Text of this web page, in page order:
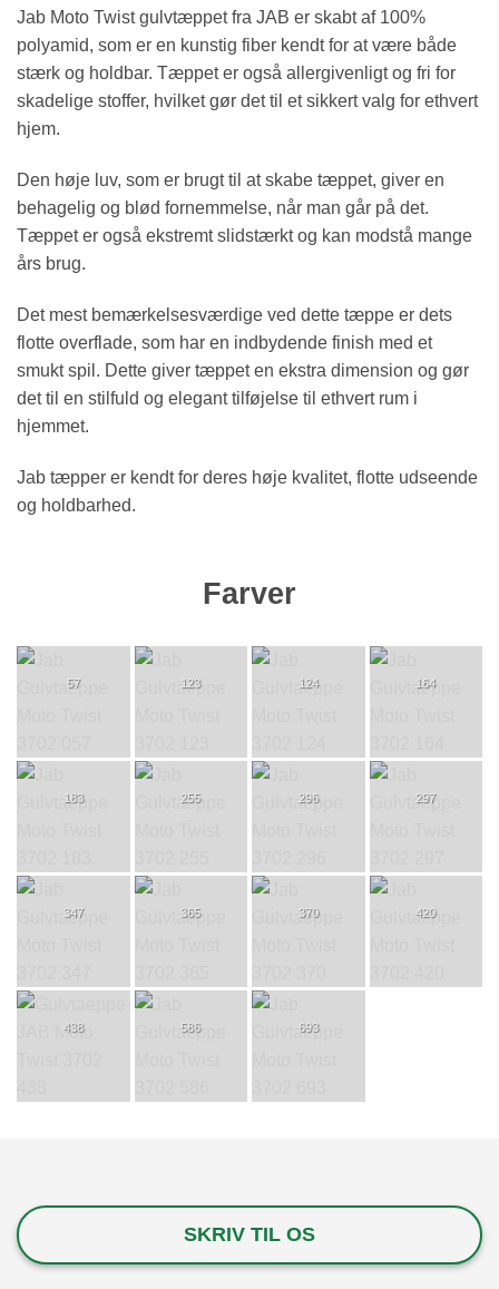
Jab Moto Twist gulvtæppet fra JAB er skabt af 100%
polyamid, som er en kunstig fiber kendt for at være både
stærk og holdbar. Tæppet er også allergivenligt og fri for
skadelige stoffer, hvilket gør det til et sikkert valg for ethvert
hjem.
Den høje luv, som er brugt til at skabe tæppet, giver en
behagelig og blød fornemmelse, når man går på det.
Tæppet er også ekstremt slidstærkt og kan modstå mange
års brug.
Det mest bemærkelsesværdige ved dette tæppe er dets
flotte overflade, som har en indbydende finish med et
smukt spil. Dette giver tæppet en ekstra dimension og gør
det til en stilfuld og elegant tilføjelse til ethvert rum i
hjemmet.
Jab tæpper er kendt for deres høje kvalitet, flotte udseende
og holdbarhed.
Farver
57 123 124 164
183 255 296 297
347 365 370 420
438 586 693
SKRIV TIL OS